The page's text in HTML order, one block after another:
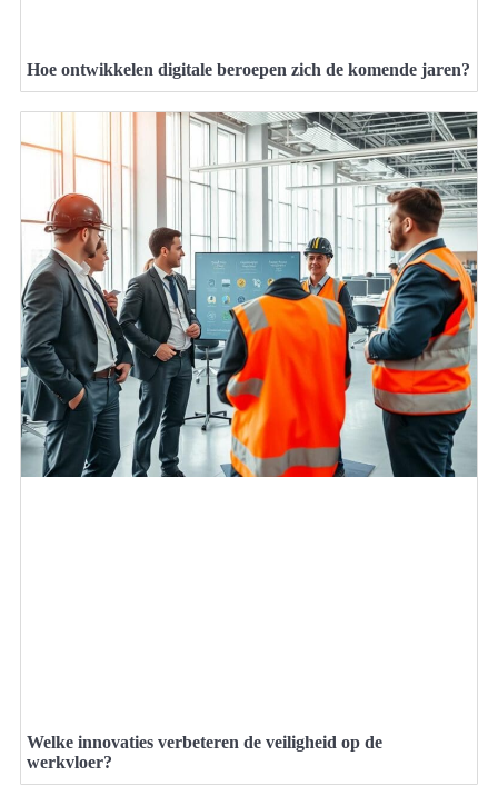
Hoe ontwikkelen digitale beroepen zich de komende jaren?
Welke innovaties verbeteren de veiligheid op de
werkvloer?